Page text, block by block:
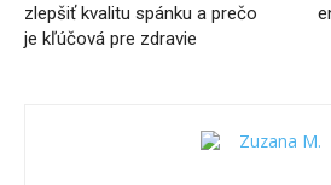
zlepšiť kvalitu spánku a prečo
je kľúčová pre zdravie